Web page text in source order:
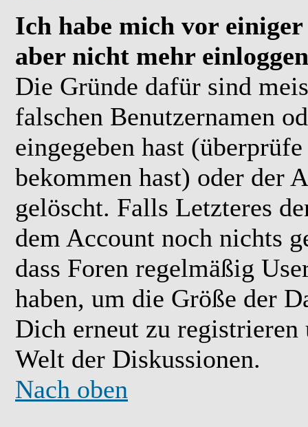
Ich habe mich vor
aber nicht mehr
Die Gründe dafür sind
falschen Benutzernamen
eingegeben hast
bekommen hast) oder der
gelöscht. Falls Letzteres
dem Account noch nichts
dass Foren regelmäßig
haben, um die Größe der
Dich erneut zu
Welt der Diskussionen.
Nach oben